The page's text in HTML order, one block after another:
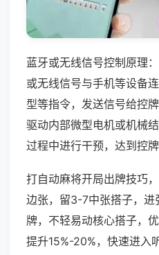
蓝牙或无线信号控制原理
或无线信号与手机等设备
型等指令，发送信号给控
驱动内部微型电机或机械
过程中进行干预，达到控牌
打自动麻将开局出牌技巧
边张，留3-7中张搭子，进
牌，不轻易动核心搭子，
提升15%-20%，快速进入